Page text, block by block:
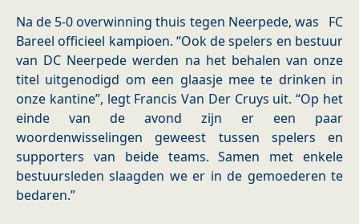
Na de 5-0 overwinning thuis tegen Neerpede, was FC
Bareel officieel kampioen. “Ook de spelers en bestuur
van DC Neerpede werden na het behalen van onze
titel uitgenodigd om een glaasje mee te drinken in
onze kantine”, legt Francis Van Der Cruys uit. “Op het
einde van de avond zijn er een paar
woordenwisselingen geweest tussen spelers en
supporters van beide teams. Samen met enkele
bestuursleden slaagden we er in de gemoederen te
bedaren.”